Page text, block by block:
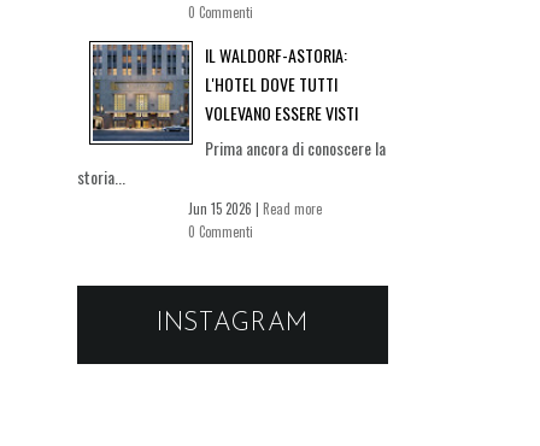
0 Commenti
IL WALDORF-ASTORIA:
L'HOTEL DOVE TUTTI
VOLEVANO ESSERE VISTI
Prima ancora di conoscere la
storia...
Jun 15 2026 | Read more
0 Commenti
INSTAGRAM